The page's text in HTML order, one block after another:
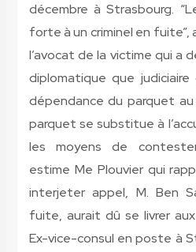
décembre à Strasbourg.
forte à un criminel en fuite”,
l’avocat de la victime qui a
diplomatique que
dépendance du parquet au
parquet se substitue à
les moyens de
estime Me Plouvier qui
interjeter appel, M. Ben
fuite, aurait dû se livrer
Ex-vice-consul en poste à